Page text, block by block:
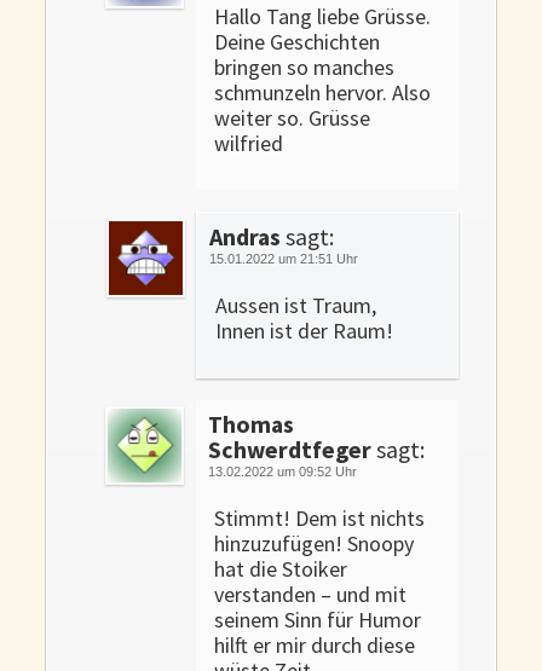
Hallo Tang liebe Grüsse.
Deine Geschichten
bringen so manches
schmunzeln hervor. Also
weiter so. Grüsse
wilfried
Andras sagt:
15.01.2022 um 21:51 Uhr
Aussen ist Traum,
Innen ist der Raum!
Thomas
Schwerdtfegersagt:
13.02.2022 um 09:52 Uhr
Stimmt! Dem ist nichts
hinzuzufügen! Snoopy
hat die Stoiker
verstanden – und mit
seinem Sinn für Humor
hilft er mir durch diese